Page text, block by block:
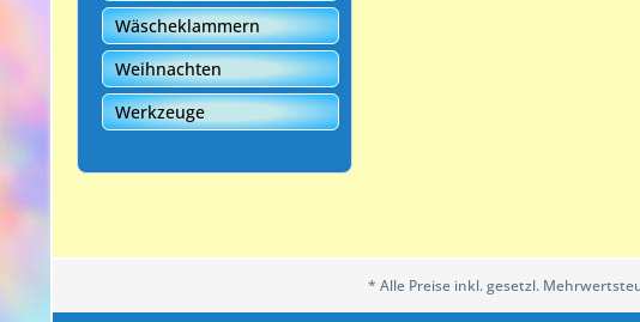
Wäscheklammern
Weihnachten
Werkzeuge
* Alle Preise inkl. gesetzl.